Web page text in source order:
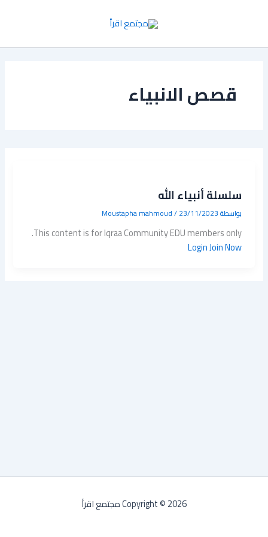
قصص الانبياء
سلسلة أنبياء الله
بواسطة Moustapha mahmoud/23/11/2023
This content is for Iqraa Community EDU members only.
LoginJoin Now
Copyright © 2026 مجتمع اقرأ